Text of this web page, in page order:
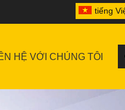
tiếng
HỆ VỚI CHÚNG TÔI